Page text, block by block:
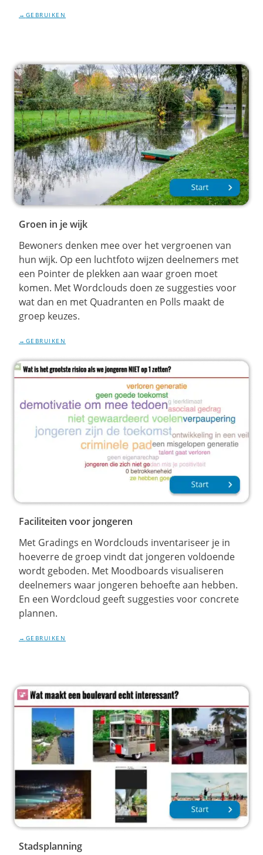
GEBRUIKEN
Groen in je wijk
Bewoners denken mee over het vergroenen van
hun wijk. Op een luchtfoto wijzen deelnemers met
een Pointer de plekken aan waar groen moet
komen. Met Wordclouds doen ze suggesties voor
wat dan en met Quadranten en Polls maakt de
groep keuzes.
GEBRUIKEN
Faciliteiten voor jongeren
Met Gradings en Wordclouds inventariseer je in
hoeverre de groep vindt dat jongeren voldoende
wordt geboden. Met Moodboards visualiseren
deelnemers waar jongeren behoefte aan hebben.
En een Wordcloud geeft suggesties voor concrete
plannen.
GEBRUIKEN
Stadsplanning